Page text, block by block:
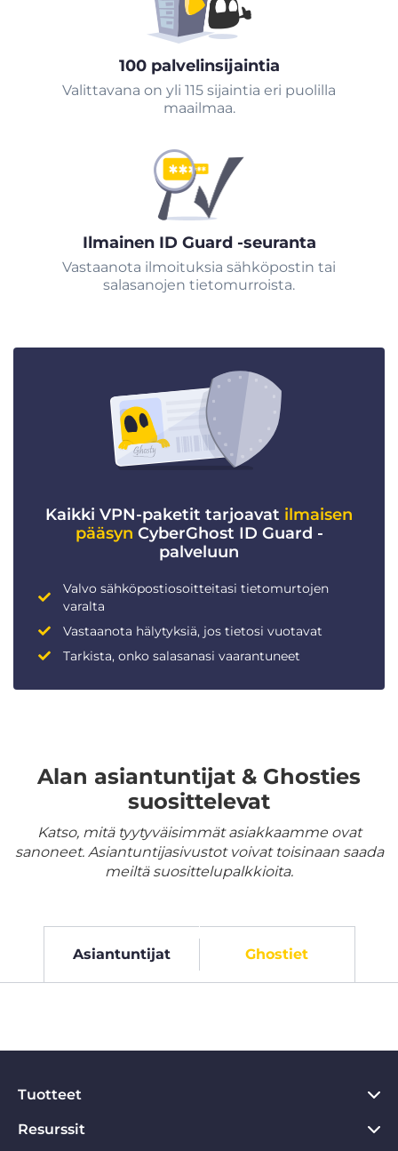
100 palvelinsijaintia
Valittavana on yli 115 sijaintia eri puolilla
maailmaa.
Ilmainen ID Guard -seuranta
Vastaanota ilmoituksia sähköpostin tai
salasanojen tietomurroista.
Kaikki VPN-paketit tarjoavat ilmaisen
pääsyn CyberGhost ID Guard -
palveluun
Valvo sähköpostiosoitteitasi tietomurtojen
varalta
Vastaanota hälytyksiä, jos tietosi vuotavat
Tarkista, onko salasanasi vaarantuneet
Alan asiantuntijat & Ghosties
suosittelevat
Katso, mitä tyytyväisimmät asiakkaamme ovat
sanoneet. Asiantuntijasivustot voivat toisinaan saada
meiltä suosittelupalkkioita.
Asiantuntijat Ghostiet
Tuotteet
PC VPN
Resurssit